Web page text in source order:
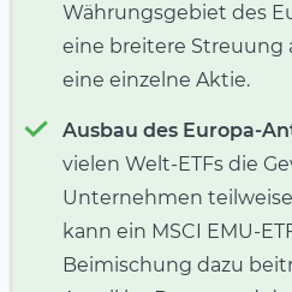
Währungsgebiet des
eine breitere Streuung
eine einzelne Aktie.
Ausbau des Europa-
vielen Welt-ETFs die
Unternehmen
kann ein MSCI EMU-
Beimischung dazu